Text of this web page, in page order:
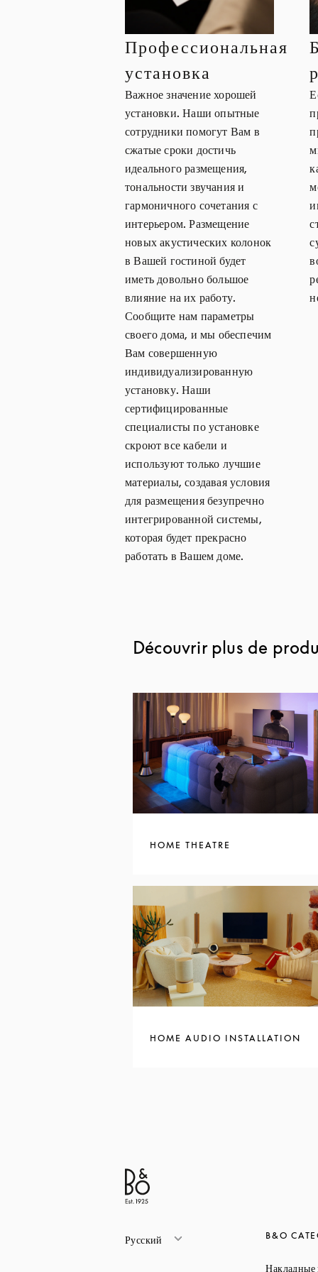
Профессиональная
установка
Важное значение хорошей
установки. Наши опытные
сотрудники помогут Вам в
сжатые сроки достичь
идеального размещения,
тональности звучания и
гармоничного сочетания с
интерьером. Размещение
новых акустических колонок
в Вашей гостиной будет
иметь довольно большое
влияние на их работу.
Сообщите нам параметры
своего дома, и мы обеспечим
Вам совершенную
индивидуализированную
установку. Наши
сертифицированные
специалисты по установке
скроют все кабели и
используют только лучшие
материалы, создавая условия
для размещения безупречно
интегрированной системы,
которая будет прекрасно
работать в Вашем доме.
Découvrir plus de
HOME THEATRE
HOME AUDIO INSTALLATION
Русский B&O